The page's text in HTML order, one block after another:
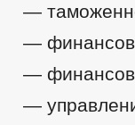
—
—
—
—